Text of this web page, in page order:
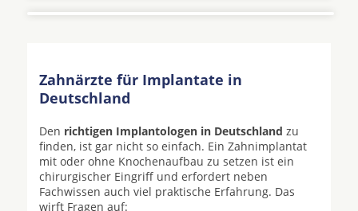
Zahnärzte für Implantate in
Deutschland
Den richtigen Implantologen in Deutschland zu
finden, ist gar nicht so einfach. Ein Zahnimplantat
mit oder ohne Knochenaufbau zu setzen ist ein
chirurgischer Eingriff und erfordert neben
Fachwissen auch viel praktische Erfahrung. Das
wirft Fragen auf: